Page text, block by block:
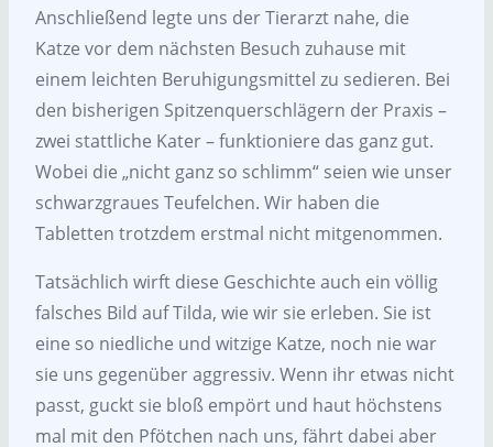
Anschließend legte uns der Tierarzt nahe, die
Katze vor dem nächsten Besuch zuhause mit
einem leichten Beruhigungsmittel zu sedieren. Bei
den bisherigen Spitzenquerschlägern der Praxis –
zwei stattliche Kater – funktioniere das ganz gut.
Wobei die „nicht ganz so schlimm“ seien wie unser
schwarzgraues Teufelchen. Wir haben die
Tabletten trotzdem erstmal nicht mitgenommen.
Tatsächlich wirft diese Geschichte auch ein völlig
falsches Bild auf Tilda, wie wir sie erleben. Sie ist
eine so niedliche und witzige Katze, noch nie war
sie uns gegenüber aggressiv. Wenn ihr etwas nicht
passt, guckt sie bloß empört und haut höchstens
mal mit den Pfötchen nach uns, fährt dabei aber